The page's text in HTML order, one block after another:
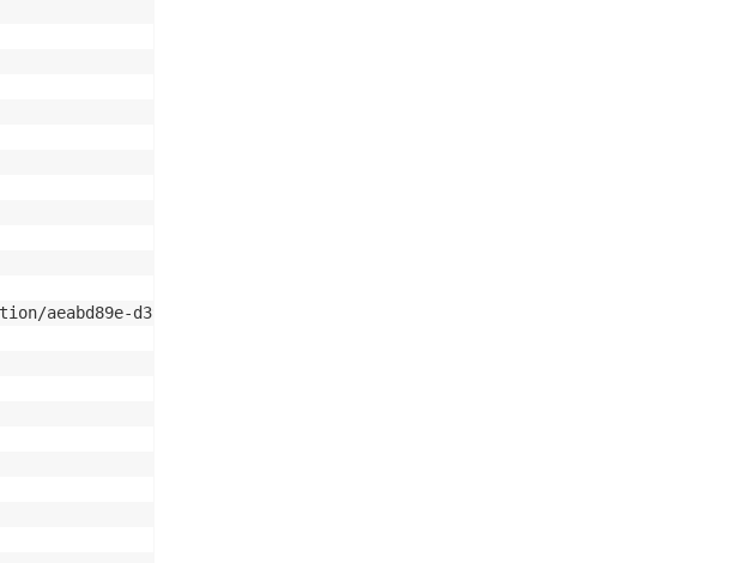
aeabd89e-d39c-4181-9486-9fe03e6f286a"